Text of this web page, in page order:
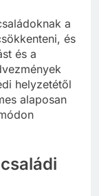
a
és
és a
helyzetétől
alaposan